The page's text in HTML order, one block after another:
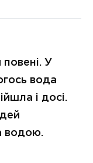
повені. У
вода
і досі.
водою.